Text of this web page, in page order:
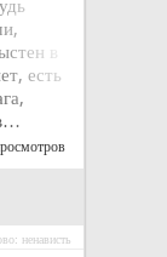
в
есть
ненависть